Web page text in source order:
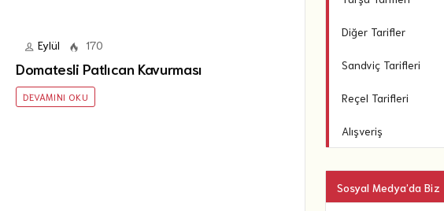
Eylül 170
Domatesli Patlıcan Kavurması
DEVAMINI OKU
Diğer Tarifler
Sandviç Tarifleri
Reçel Tarifleri
Alışveriş
Sosyal Medya’da Biz